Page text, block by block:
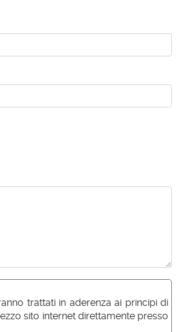
trattati in aderenza ai principi di
sito internet direttamente presso